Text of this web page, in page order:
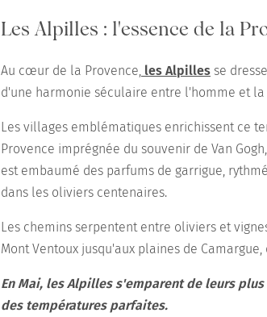
Les Alpilles : l'essence de la
Au cœur de la Provence, les Alpilles se
d'une harmonie séculaire entre l'homme et la
Les villages emblématiques enrichissent ce
Provence imprégnée du souvenir de Van
est embaumé des parfums de garrigue,
dans les oliviers centenaires.
Les chemins serpentent entre oliviers et
Mont Ventoux jusqu'aux plaines de
En Mai, les Alpilles s'emparent de leurs
des températures parfaites.